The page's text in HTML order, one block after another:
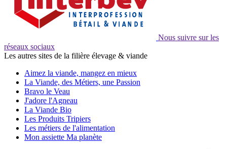
Nous suivre sur les
réseaux sociaux
Les autres sites de la filière élevage & viande
Aimez la viande, mangez en mieux
La Viande, des Métiers, une Passion
Bravo le Veau
J'adore l'Agneau
La Viande Bio
Les Produits Tripiers
Les métiers de l'alimentation
Mon assiette Ma planète